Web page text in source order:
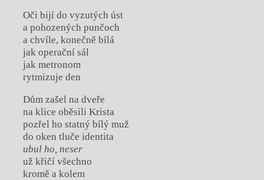
Oči bijí do vyzutých úst
a pohozených punčoch
a chvíle, konečně bílá
jak operační sál
jak metronom
rytmizuje den
Dům zašel na dveře
na klice oběsili Krista
pozřel ho statný bílý muž
do oken tluče identita
ubul ho, neser
už křičí všechno
kromě a kolem